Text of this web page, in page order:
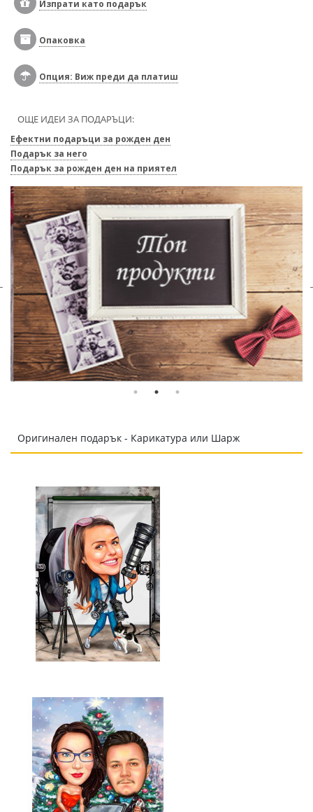
Изпрати като подарък
Опаковка
Опция: Виж преди да платиш
ОЩЕ ИДЕИ ЗА ПОДАРЪЦИ:
Ефектни подаръци за рожден ден
Подарък за него
Подарък за рожден ден на приятел
Оригинален подарък - Карикатура или Шарж